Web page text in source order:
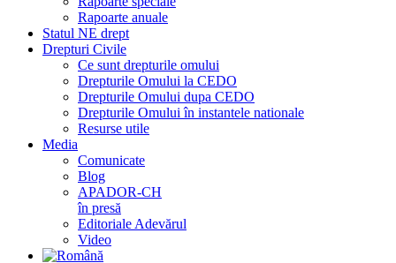
Rapoarte anuale
Statul NE drept
Drepturi Civile
Ce sunt drepturile omului
Drepturile Omului la CEDO
Drepturile Omului dupa CEDO
Drepturile Omului în instantele nationale
Resurse utile
Media
Comunicate
Blog
APADOR-CH
în presă
Editoriale Adevărul
Video